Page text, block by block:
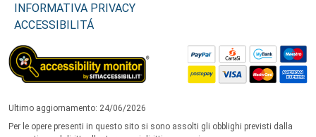
INFORMATIVA PRIVACY
ACCESSIBILITÁ
Ultimo aggiornamento: 24/06/2026
Per le opere presenti in questo sito si sono assolti gli obblighi previsti dalla